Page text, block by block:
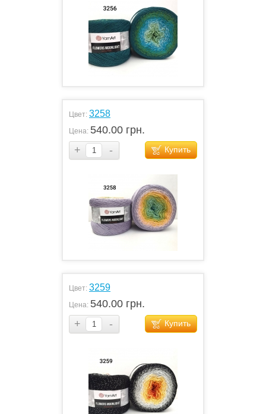
Цвет: 3258
Цена: 540.00 грн.
+
- Купить
Цвет: 3259
Цена: 540.00 грн.
+
- Купить